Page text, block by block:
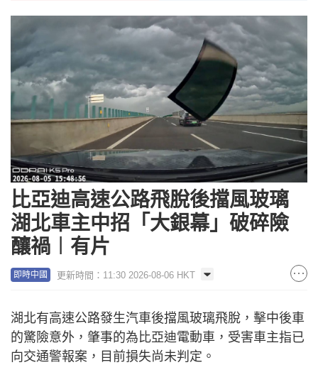
比亞迪高速公路飛脫後擋風玻璃
湖北車主中招「大銀幕」破碎險
釀禍︱有片
即時中國 更新時間：11:30 2026-08-06 HKT
湖北有高速公路發生汽車後擋風玻璃飛脫，擊中後車
的驚險意外，肇事的為比亞迪電動車，受害車主指已
向交通警報案，目前損失尚未判定。